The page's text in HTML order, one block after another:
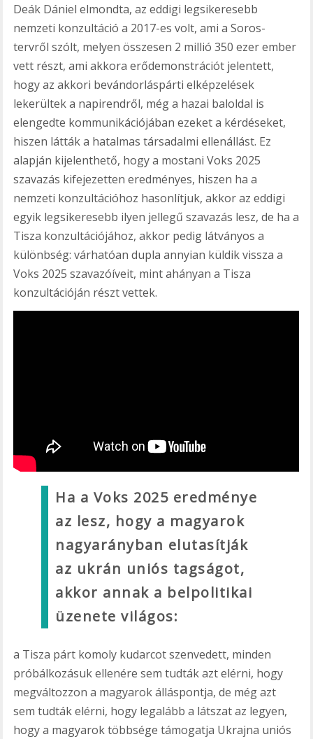
Deák Dániel elmondta, az eddigi legsikeresebb
nemzeti konzultáció a 2017-es volt, ami a Soros-
tervről szólt, melyen összesen 2 millió 350 ezer ember
vett részt, ami akkora erődemonstrációt jelentett,
hogy az akkori bevándorláspárti elképzelések
lekerültek a napirendről, még a hazai baloldal is
elengedte kommunikációjában ezeket a kérdéseket,
hiszen látták a hatalmas társadalmi ellenállást. Ez
alapján kijelenthető, hogy a mostani Voks 2025
szavazás kifejezetten eredményes, hiszen ha a
nemzeti konzultációhoz hasonlítjuk, akkor az eddigi
egyik legsikeresebb ilyen jellegű szavazás lesz, de ha a
Tisza konzultációjához, akkor pedig látványos a
különbség: várhatóan dupla annyian küldik vissza a
Voks 2025 szavazóíveit, mint ahányan a Tisza
konzultációján részt vettek.
Ha a Voks 2025 eredménye
az lesz, hogy a magyarok
nagyarányban elutasítják
az ukrán uniós tagságot,
akkor annak a belpolitikai
üzenete világos:
a Tisza párt komoly kudarcot szenvedett, minden
próbálkozásuk ellenére sem tudták azt elérni, hogy
megváltozzon a magyarok álláspontja, de még azt
sem tudták elérni, hogy legalább a látszat az legyen,
hogy a magyarok többsége támogatja Ukrajna uniós